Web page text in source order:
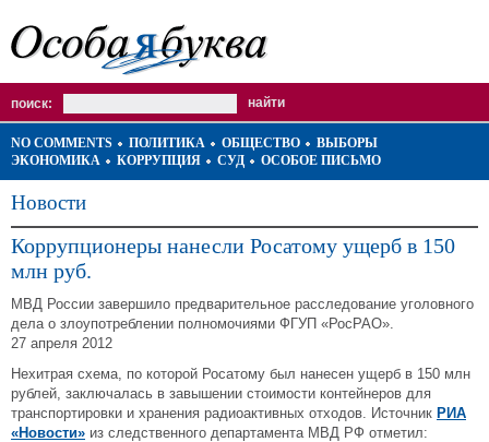
поиск:
NO COMMENTS ПОЛИТИКА ОБЩЕСТВО
ВЫБОРЫ
ЭКОНОМИКА
КОРРУПЦИЯ СУД ОСОБОЕ ПИСЬМО
Новости
Коррупционеры нанесли Росатому ущерб в 150
млн руб.
МВД России завершило предварительное расследование уголовного
дела о злоупотреблении полномочиями ФГУП «РосРАО».
27 апреля 2012
Нехитрая схема, по которой Росатому был нанесен ущерб в 150 млн
рублей, заключалась в завышении стоимости контейнеров для
транспортировки и хранения радиоактивных отходов. Источник РИА
«Новости» из следственного департамента МВД РФ отметил: